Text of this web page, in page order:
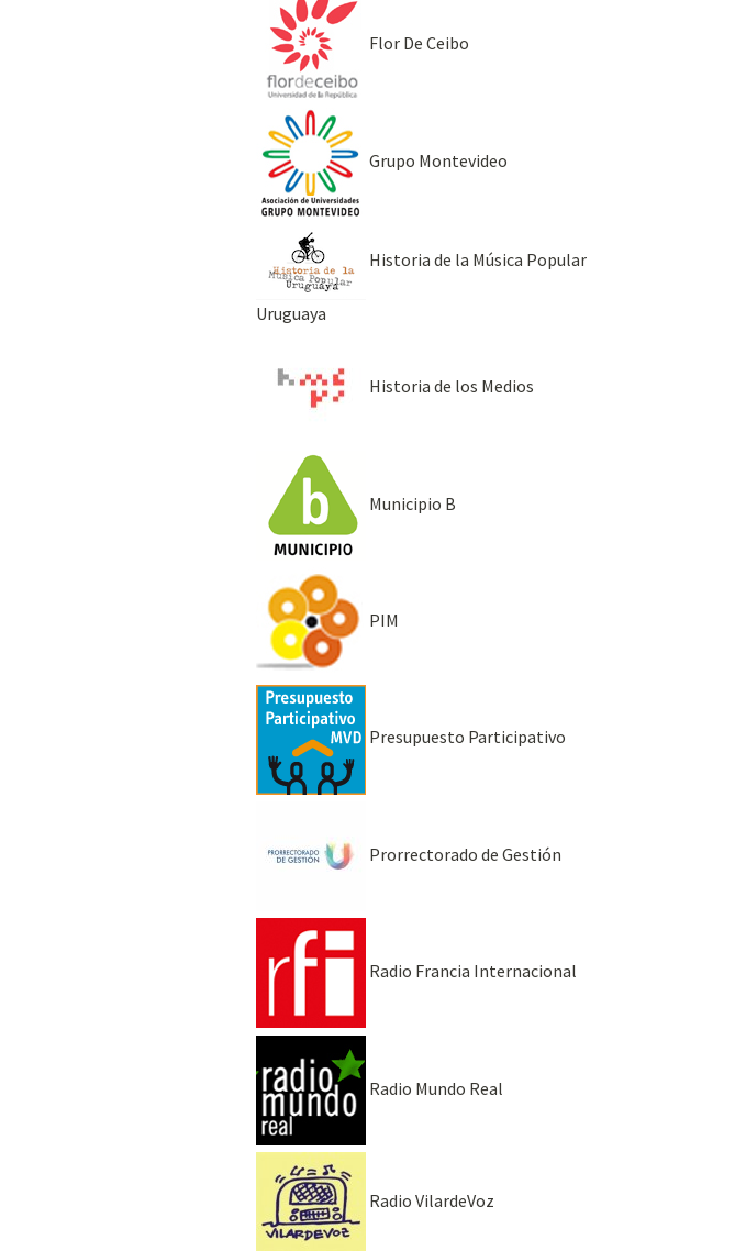
Flor De Ceibo
Grupo Montevideo
Historia de la Música Popular
Uruguaya
Historia de los Medios
Municipio B
PIM
Presupuesto Participativo
Prorrectorado de Gestión
Radio Francia Internacional
Radio Mundo Real
Radio VilardeVoz